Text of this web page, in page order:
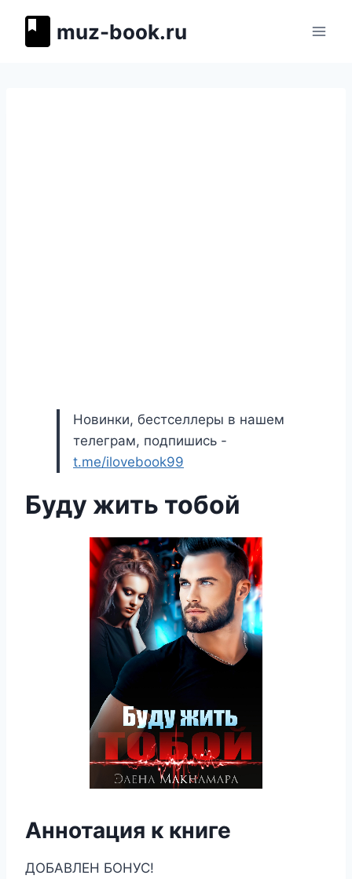
muz-book.ru
Новинки, бестселлеры в нашем
телеграм, подпишись -
t.me/ilovebook99
Буду жить тобой
Аннотация к книге
ДОБАВЛЕН БОНУС!